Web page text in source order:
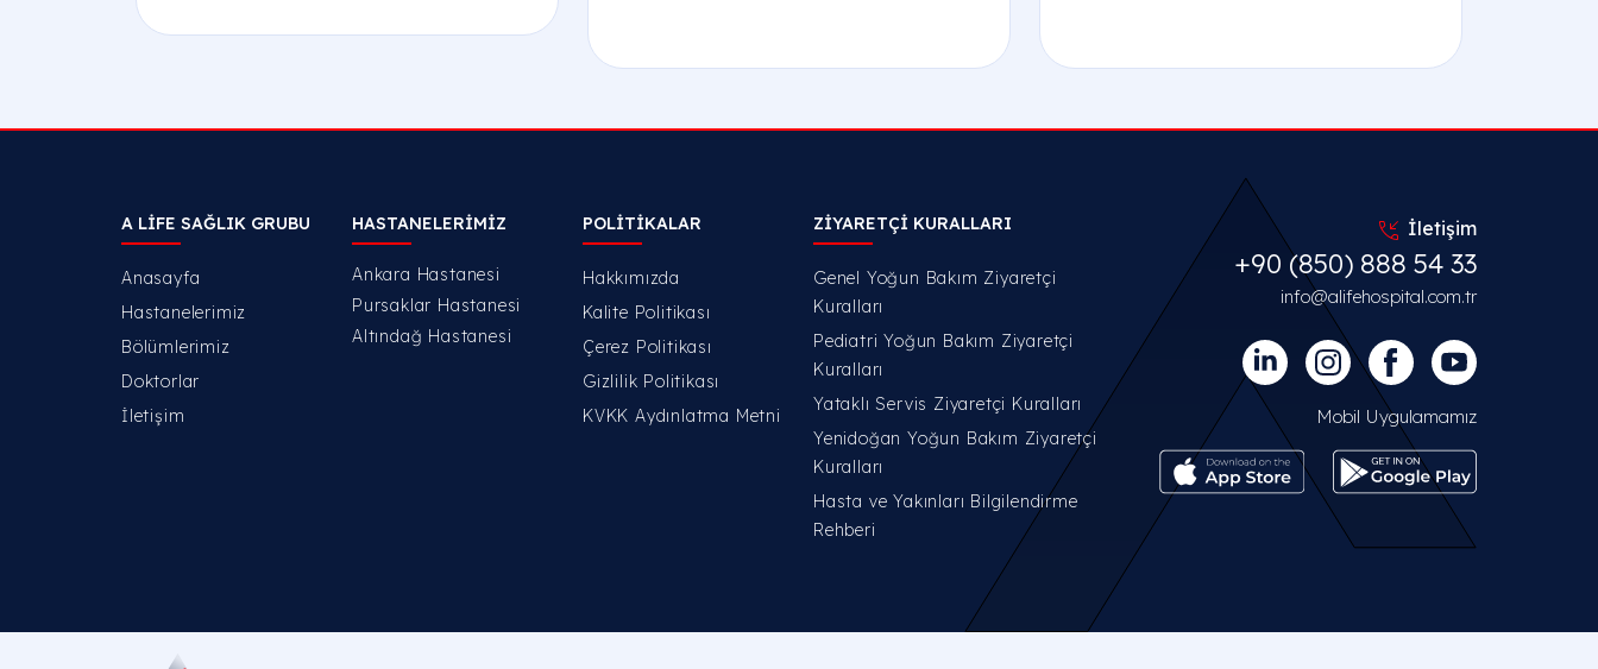
A LIFE SAĞLIK GRUBU
Anasayfa
Hastanelerimiz
Bölümlerimiz
Doktorlar
İletişim
HASTANELERIMIZ
Ankara Hastanesi
Pursaklar Hastanesi
Altındağ Hastanesi
POLİTİKALAR
Hakkımızda
Kalite Politikası
Çerez Politikası
Gizlilik Politikası
KVKK Aydınlatma Metni
ZİYARETÇİ KURALLARI
Genel Yoğun Bakım Ziyaretçi
Kuralları
Pediatri Yoğun Bakım Ziyaretçi
Kuralları
Yataklı Servis Ziyaretçi Kuralları
Yenidoğan Yoğun Bakım Ziyaretçi
Kuralları
Hasta ve Yakınları Bilgilendirme
Rehberi
İletişim
+90 (850) 888 54 33
info@alifehospital.com.tr
Mobil Uygulamamız